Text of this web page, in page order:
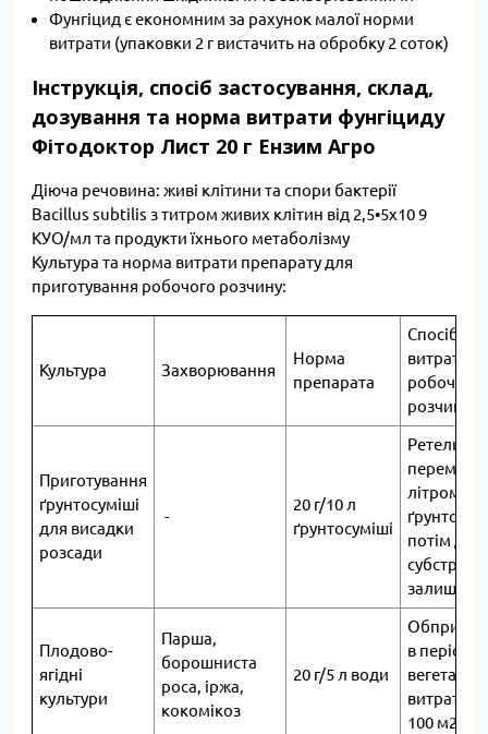
Фунгіцид є економним за рахунок малої норми
витрати (упаковки 2 г вистачить на обробку 2 соток)
Інструкція, спосіб застосування, склад,
дозування та норма витрати фунгіциду
Фітодоктор Лист 20 г Ензим Агро
Діюча речовина: живі клітини та спори бактерії
Bacillus subtilis з титром живих клітин від 2,5•5х10 9
КУО/мл та продукти їхнього метаболізму
Культура та норма витрати препарату для
приготування робочого розчину:
Культура Захворювання
Норма
препарата
Спосіб
витрата
робочого
розчину
Приготування
ґрунтосуміші
для висадки
розсади
-
20 г/10 л
ґрунтосуміші
Ретельно
літром
потім
Плодово-
ягідні
культури
Парша,
борошниста
роса, іржа,
кокомікоз
20 г/5 л води
в період
витрати
100 м2